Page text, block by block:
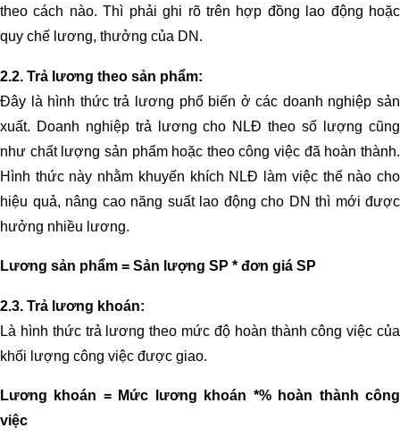
theo cách nào. Thì phải ghi rõ trên hợp đồng lao động hoặc
quy chế lương, thưởng của DN.
2.2. Trả lương theo sản phẩm:
Đây là hình thức trả lương phổ biến ở các doanh nghiệp sản
xuất. Doanh nghiệp trả lương cho NLĐ theo số lượng cũng
như chất lượng sản phẩm hoặc theo công việc đã hoàn thành.
Hình thức này nhằm khuyến khích NLĐ làm việc thế nào cho
hiệu quả, nâng cao năng suất lao động cho DN thì mới được
hưởng nhiều lương.
Lương sản phẩm = Sản lượng SP * đơn giá SP
2.3. Trả lương khoán:
Là hình thức trả lương theo mức độ hoàn thành công việc của
khối lượng công việc được giao.
Lương khoán = Mức lương khoán *% hoàn thành công
việc